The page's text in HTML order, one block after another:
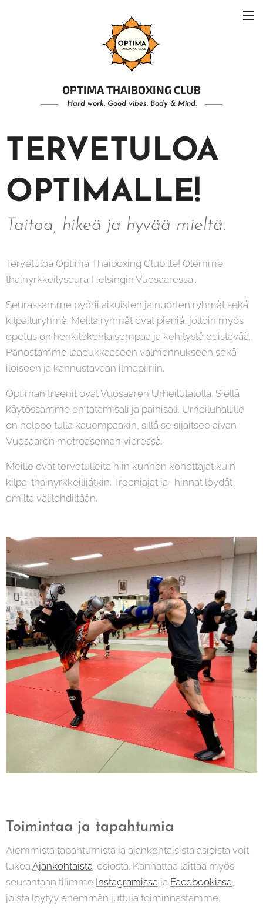
OPTIMA THAIBOXING CLUB
Hard work. Good vibes. Body & Mind.
TERVETULOA
OPTIMALLE!
Taitoa, hikeä ja hyvää mieltä.
Tervetuloa Optima Thaiboxing Clubille! Olemme
thainyrkkeilyseura Helsingin Vuosaaressa..
Seurassamme pyörii aikuisten ja nuorten ryhmät sekä
kilpailuryhmä. Meillä ryhmät ovat pieniä, jolloin myös
opetus on henkilökohtaisempaa ja kehitystä edistävää.
Panostamme laadukkaaseen valmennukseen sekä
iloiseen ja kannustavaan ilmapiiriin.
Optiman treenit ovat Vuosaaren Urheilutalolla. Siellä
käytössämme on tatamisali ja painisali. Urheiluhallille
on helppo tulla kauempaakin, sillä se sijaitsee aivan
Vuosaaren metroaseman vieressä.
Meille ovat tervetulleita niin kunnon kohottajat kuin
kilpa-thainyrkkeilijätkin. Treeniajat ja -hinnat löydät
omilta välilehdiltään.
Toimintaa ja tapahtumia
Aiemmista tapahtumista ja ajankohtaisista asioista voit
lukea Ajankohtaista-osiosta. Kannattaa laittaa myös
seurantaan tilimme Instagramissa ja Facebookissa
joista löytyy enemmän juttuja toiminnastamme.